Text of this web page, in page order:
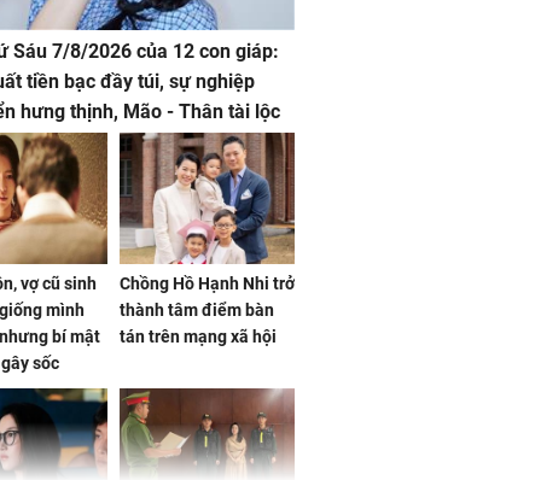
Sáu 7/8/2026 của 12 con giáp:
tiền bạc đầy túi, sự nghiệp
hưng thịnh, Mão - Thân tài lộc
mọi sự khó thành công mỹ mãn
vợ cũ sinh
mình
bí mật
sốc
Chồng Hồ Hạnh Nhi trở
thành tâm điểm bàn
tán trên mạng xã hội